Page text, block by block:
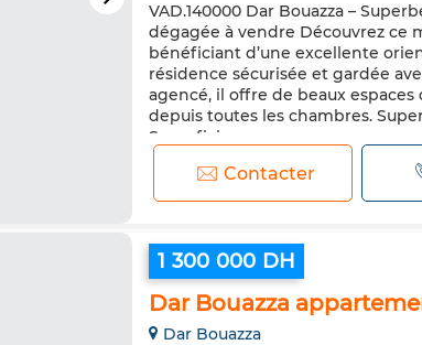
VAD.140000 Dar Bouazza –
dégagée à vendre Découvrez
bénéficiant d’une excellente
résidence sécurisée et gardée
agencé, il offre de beaux espaces
depuis toutes les chambres.
Superficie...
Contacter
1 300 000 DH
Dar Bouazza
Dar Bouazza